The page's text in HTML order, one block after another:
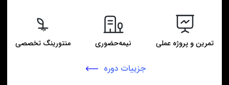
تمرین و پروژه عملی نیمه‌حضوری منتورینگ تخصصی
جزییات دوره